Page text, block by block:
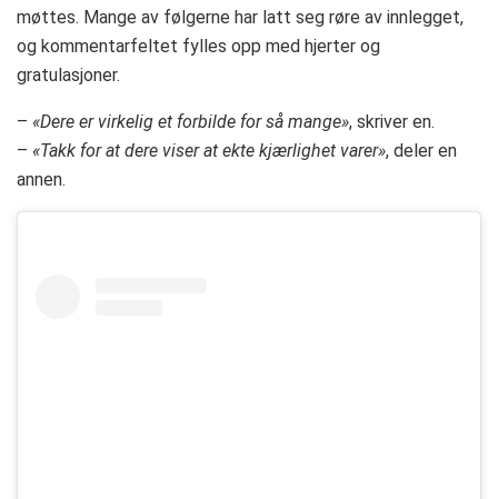
møttes. Mange av følgerne har latt seg røre av innlegget,
og kommentarfeltet fylles opp med hjerter og
gratulasjoner.
– «Dere er virkelig et forbilde for så mange», skriver en.
– «Takk for at dere viser at ekte kjærlighet varer», deler en
annen.